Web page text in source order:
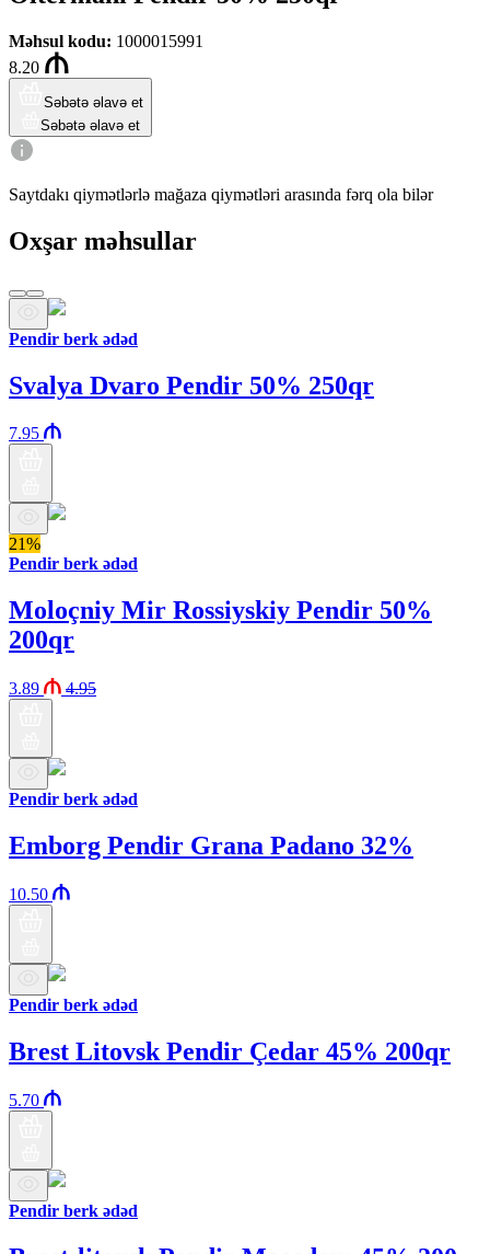
Məhsul kodu: 1000015991
8.20
Səbətə əlavə et
Səbətə əlavə et
Saytdakı qiymətlərlə mağaza qiymətləri arasında fərq ola bilər
Oxşar məhsullar
Pendir berk ədəd
Svalya Dvaro Pendir 50% 250qr
7.95
21%
Pendir berk ədəd
Moloçniy Mir Rossiyskiy Pendir 50%
200qr
3.89 4.95
Pendir berk ədəd
Emborg Pendir Grana Padano 32%
10.50
Pendir berk ədəd
Brest Litovsk Pendir Çedar 45% 200qr
5.70
Pendir berk ədəd